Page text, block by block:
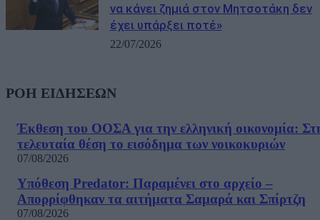
να κάνει ζημιά στον Μητσοτάκη δεν
έχει υπάρξει ποτέ»
22/07/2026
ΡΟΗ ΕΙΔΗΣΕΩΝ
Έκθεση του ΟΟΣΑ για την ελληνική οικονομία:
τελευταία θέση το εισόδημα των νοικοκυριών
07/08/2026
Υπόθεση Predator: Παραμένει στο αρχείο –
Απορρίφθηκαν τα αιτήματα Σαμαρά και Σπίρτζη
07/08/2026